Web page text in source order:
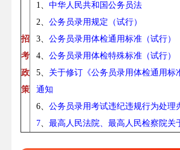
招
考
政
策
1、 中华人民共和国公务员法
2、 公务员录用规定（试行）
3、 公务员录用体检通用标准（试行）
4、 公务员录用体检特殊标准（试行）
5、 关于修订《公务员录用体检通用
通知
6、 公务员录用考试违纪违规行为处理
7、 最高人民法院、最高人民检察院